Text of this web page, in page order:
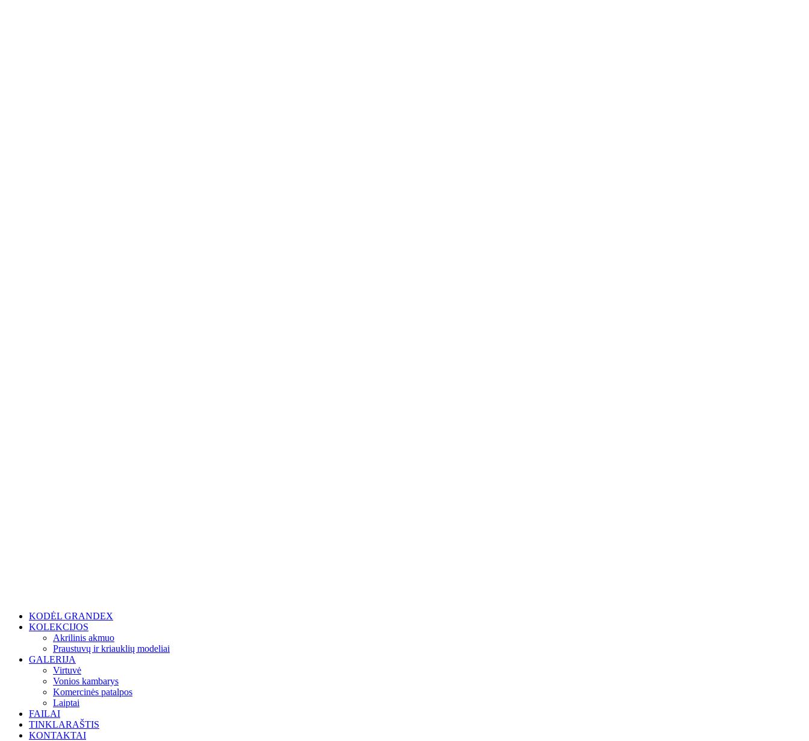
KODĖL GRANDEX
KOLEKCIJOS
Akrilinis akmuo
Praustuvų ir kriauklių modeliai
GALERIJA
Virtuvė
Vonios kambarys
Komercinės patalpos
Laiptai
FAILAI
TINKLARAŠTIS
KONTAKTAI